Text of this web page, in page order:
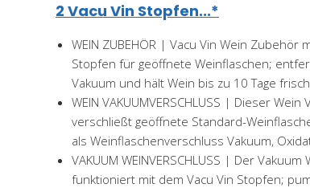
2 Vacu Vin Stopfen...*
WEIN ZUBEHÖR | Vacu Vin Wein Zubehör
Stopfen für geöffnete Weinflaschen;
Vakuum und hält Wein bis zu 10 Tage
WEIN VAKUUMVERSCHLUSS | Dieser
verschließt geöffnete Standard-
als Weinflaschenverschluss Vakuum,
VAKUUM WEINVERSCHLUSS | Der
funktioniert mit dem Vacu Vin Stopfen;